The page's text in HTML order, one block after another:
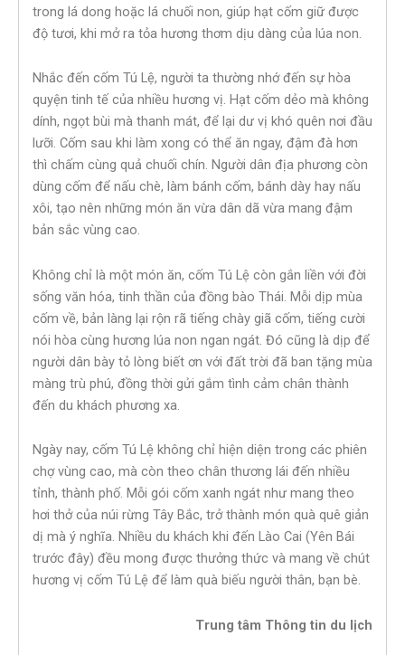
trong lá dong hoặc lá chuối non, giúp hạt cốm giữ được
độ tươi, khi mở ra tỏa hương thơm dịu dàng của lúa non.
Nhắc đến cốm Tú Lệ, người ta thường nhớ đến sự hòa
quyện tinh tế của nhiều hương vị. Hạt cốm dẻo mà không
dính, ngọt bùi mà thanh mát, để lại dư vị khó quên nơi đầu
lưỡi. Cốm sau khi làm xong có thể ăn ngay, đậm đà hơn
thì chấm cùng quả chuối chín. Người dân địa phương còn
dùng cốm để nấu chè, làm bánh cốm, bánh dày hay nấu
xôi, tạo nên những món ăn vừa dân dã vừa mang đậm
bản sắc vùng cao.
Không chỉ là một món ăn, cốm Tú Lệ còn gắn liền với đời
sống văn hóa, tinh thần của đồng bào Thái. Mỗi dịp mùa
cốm về, bản làng lại rộn rã tiếng chày giã cốm, tiếng cười
nói hòa cùng hương lúa non ngan ngát. Đó cũng là dịp để
người dân bày tỏ lòng biết ơn với đất trời đã ban tặng mùa
màng trù phú, đồng thời gửi gắm tình cảm chân thành
đến du khách phương xa.
Ngày nay, cốm Tú Lệ không chỉ hiện diện trong các phiên
chợ vùng cao, mà còn theo chân thương lái đến nhiều
tỉnh, thành phố. Mỗi gói cốm xanh ngát như mang theo
hơi thở của núi rừng Tây Bắc, trở thành món quà quê giản
dị mà ý nghĩa. Nhiều du khách khi đến Lào Cai (Yên Bái
trước đây) đều mong được thưởng thức và mang về chút
hương vị cốm Tú Lệ để làm quà biếu người thân, bạn bè.
Trung tâm Thông tin du lịch